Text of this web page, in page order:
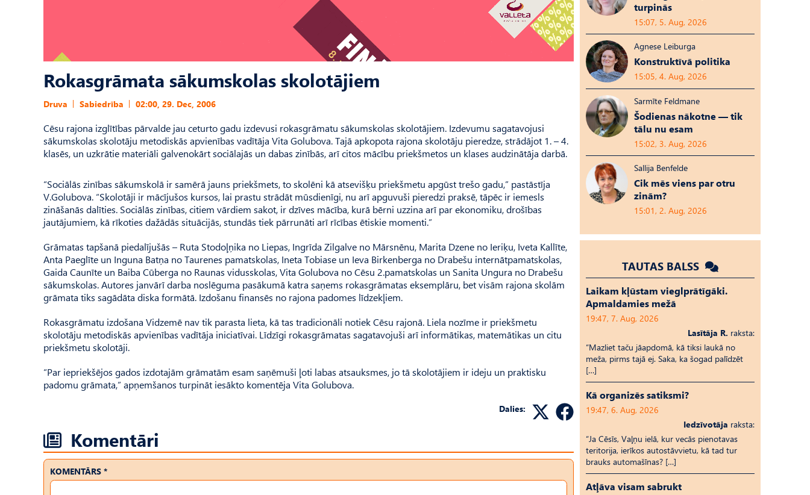
Rokasgrāmata sākumskolas skolotājiem
Druva Sabiedrība 02:00, 29. Dec, 2006
Cēsu rajona izglītības pārvalde jau ceturto gadu izdevusi rokasgrāmatu sākumskolas skolotājiem. Izdevumu sagatavojusi
sākumskolas skolotāju metodiskās apvienības vadītāja Vita Golubova. Tajā apkopota rajona skolotāju pieredze, strādājot 1. – 4.
klasēs, un uzkrātie materiāli galvenokārt sociālajās un dabas zinībās, arī citos mācību priekšmetos un klases audzinātāja darbā.
“Sociālās zinības sākumskolā ir samērā jauns priekšmets, to skolēni kā atsevišķu priekšmetu apgūst trešo gadu,” pastāstīja
V.Golubova. “Skolotāji ir mācījušos kursos, lai prastu strādāt mūsdienīgi, nu arī apguvuši pieredzi praksē, tāpēc ir iemesls
zināšanās dalīties. Sociālās zinības, citiem vārdiem sakot, ir dzīves mācība, kurā bērni uzzina arī par ekonomiku, drošības
jautājumiem, kā rīkoties dažādās situācijās, stundās tiek pārrunāti arī rīcības ētiskie momenti.”
Grāmatas tapšanā piedalījušās – Ruta Stodoļņika no Liepas, Ingrīda Zilgalve no Mārsnēnu, Marita Dzene no Ieriķu, Iveta Kallīte,
Anta Paeglīte un Inguna Batņa no Taurenes pamatskolas, Ineta Tobiase un Ieva Birkenberga no Drabešu internātpamatskolas,
Gaida Caunīte un Baiba Cūberga no Raunas vidusskolas, Vita Golubova no Cēsu 2.pamatskolas un Sanita Ungura no Drabešu
sākumskolas. Autores janvārī darba noslēguma pasākumā katra saņems rokasgrāmatas eksemplāru, bet visām rajona skolām
grāmata tiks sagādāta diska formātā. Izdošanu finansēs no rajona padomes līdzekļiem.
Rokasgrāmatu izdošana Vidzemē nav tik parasta lieta, kā tas tradicionāli notiek Cēsu rajonā. Liela nozīme ir priekšmetu
skolotāju metodiskās apvienības vadītāja iniciatīvai. Līdzīgi rokasgrāmatas sagatavojuši arī informātikas, matemātikas un citu
priekšmetu skolotāji.
“Par iepriekšējos gados izdotajām grāmatām esam saņēmuši ļoti labas atsauksmes, jo tā skolotājiem ir ideju un praktisku
padomu grāmata,” apņemšanos turpināt iesākto komentēja Vita Golubova.
Dalies:
Komentāri
KOMENTĀRS *
turpinās
15:07, 5. Aug, 2026
Agnese Leiburga
Konstruktīvā politika
15:05, 4. Aug, 2026
Sarmīte Feldmane
Šodienas nākotne — tik
tālu nu esam
15:02, 3. Aug, 2026
Sallija Benfelde
Cik mēs viens par otru
zinām?
15:01, 2. Aug, 2026
TAUTAS BALSS
Laikam kļūstam vieglprātīgāki.
Apmaldamies mežā
19:47, 7. Aug, 2026
Lasītāja R. raksta:
“Mazliet taču jāapdomā, kā tiksi laukā no
meža, pirms tajā ej. Saka, ka šogad palīdzēt
[…]
Kā organizēs satiksmi?
19:47, 6. Aug, 2026
Iedzīvotāja raksta:
“Ja Cēsīs, Vaļņu ielā, kur vecās pienotavas
teritorija, ierīkos autostāvvietu, kā tad tur
brauks automašīnas? […]
Atļāva visam sabrukt